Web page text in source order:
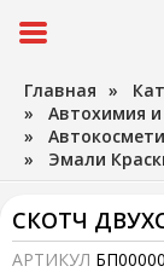
Главная »
» Автохимия
»
» Эмали
СКОТЧ
АРТИКУЛ